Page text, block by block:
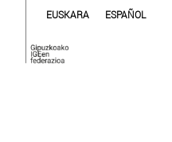
EUSKARA ESPAÑOL